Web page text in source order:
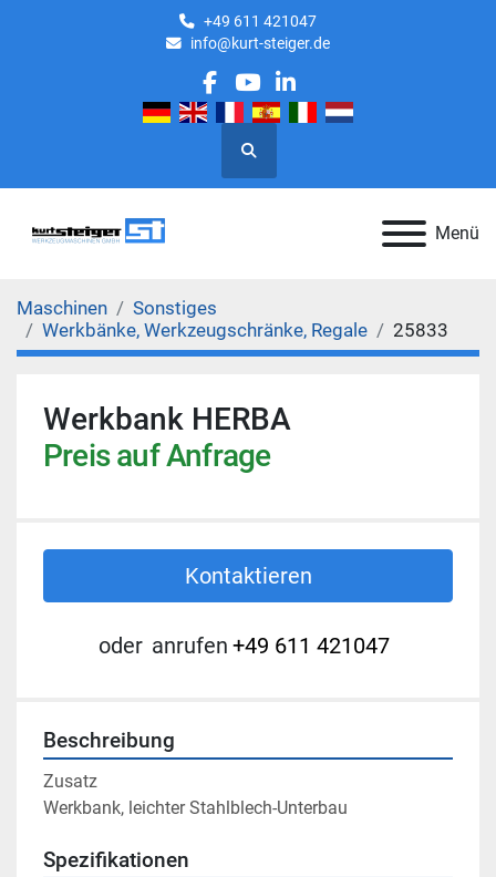
+49 611 421047
info@kurt-steiger.de
facebook
youtube
linkedin
Suche
Menü
Maschinen
Sonstiges
Werkbänke, Werkzeugschränke, Regale
25833
Werkbank HERBA
Preis auf Anfrage
Kontaktieren
oder anrufen +49 611 421047
Beschreibung
Zusatz
Werkbank, leichter Stahlblech-Unterbau
Spezifikationen